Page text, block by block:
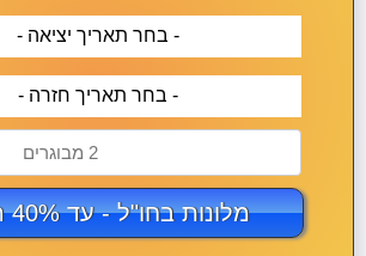
- בחר תאריך יציאה -
- בחר תאריך חזרה -
2 מבוגרים
מלונות בחו"ל - עד 40% הנחה